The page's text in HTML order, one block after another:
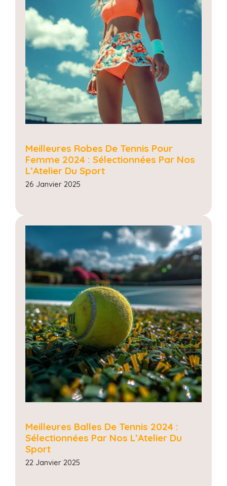
Meilleures Robes De Tennis Pour
Femme 2024 : Sélectionnées Par Nos
L’Atelier Du Sport
26 Janvier 2025
Meilleures Balles De Tennis 2024 :
Sélectionnées Par Nos L’Atelier Du
Sport
22 Janvier 2025